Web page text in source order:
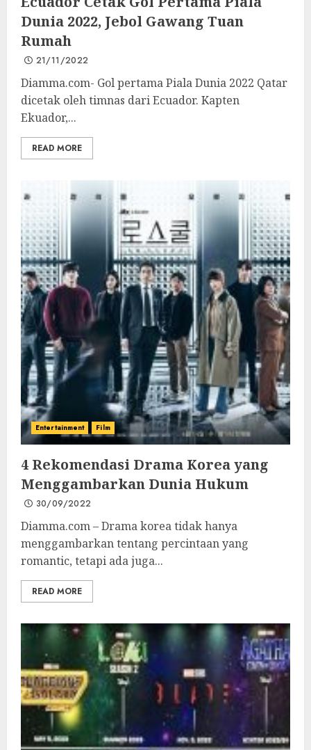
Dunia 2022, Jebol Gawang Tuan
Rumah
21/11/2022
Diamma.com- Gol pertama Piala Dunia 2022 Qatar
dicetak oleh timnas dari Ecuador. Kapten
Ekuador,...
READ MORE
Entertainment Film
4 Rekomendasi Drama Korea yang
Menggambarkan Dunia Hukum
30/09/2022
Diamma.com – Drama korea tidak hanya
menggambarkan tentang percintaan yang
romantic, tetapi ada juga...
READ MORE